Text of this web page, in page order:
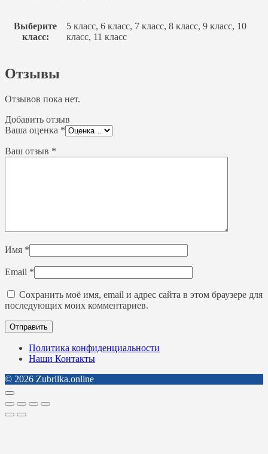
Выберите
класс:
5 класс, 6 класс, 7 класс, 8 класс, 9 класс, 10
класс, 11 класс
Отзывы
Отзывов пока нет.
Добавить отзыв
Ваша оценка *
Ваш отзыв *
Имя *
Email *
Сохранить моё имя, email и адрес сайта в этом браузере для
последующих моих комментариев.
Политика конфиденциальности
Наши Контакты
© 2026 Zubrilka.online